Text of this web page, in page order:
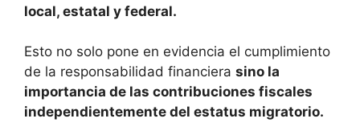
local, estatal y federal.
Esto no solo pone en evidencia el cumplimiento
de la responsabilidad financiera sino la
importancia de las contribuciones fiscales
independientemente del estatus migratorio.